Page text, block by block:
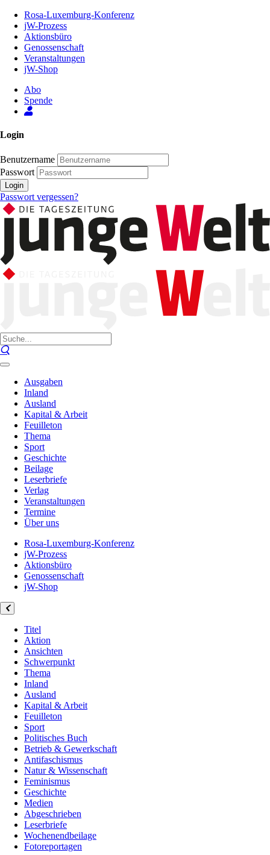
Inhalt
Seite
Rosa-Luxemburg-Konferenz
jW-Prozess
Aktionsbüro
Genossenschaft
Veranstaltungen
jW-Shop
Abo
Spende
Login
Benutzername
Passwort
Login
Passwort vergessen?
Ausgaben
Inland
Ausland
Kapital & Arbeit
Feuilleton
Thema
Sport
Geschichte
Beilage
Leserbriefe
Verlag
Veranstaltungen
Termine
Über uns
Rosa-Luxemburg-Konferenz
jW-Prozess
Aktionsbüro
Genossenschaft
jW-Shop
Titel
Aktion
Ansichten
Schwerpunkt
Thema
Inland
Ausland
Kapital & Arbeit
Feuilleton
Sport
Politisches Buch
Betrieb & Gewerkschaft
Antifaschismus
Natur & Wissenschaft
Feminismus
Geschichte
Medien
Abgeschrieben
Leserbriefe
Wochenendbeilage
Fotoreportagen